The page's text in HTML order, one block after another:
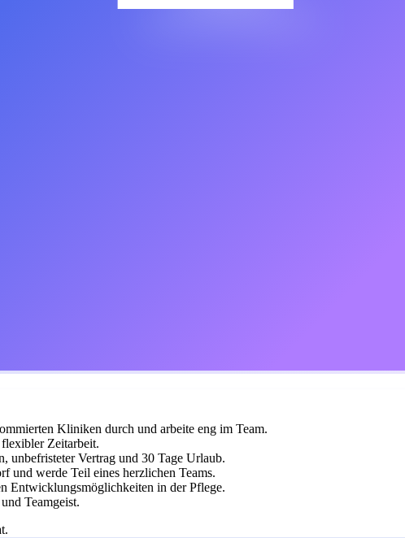
Kliniken durch und arbeite eng im Team.
Zeitarbeit.
unbefristeter Vertrag und 30 Tage Urlaub.
und werde Teil eines herzlichen Teams.
Entwicklungsmöglichkeiten in der Pflege.
Teamgeist.